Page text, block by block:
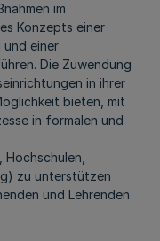
im
Konzepts einer
einer
Die Zuwendung
in ihrer
bieten, mit
in formalen und
zu unterstützen
und Lehrenden